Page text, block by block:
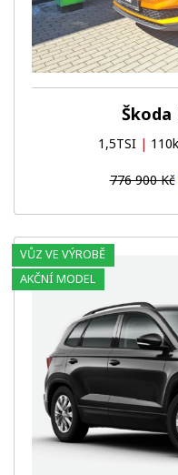
Škoda
1,5TSI |
776 900 Kč
VŮZ VE VÝROBĚ
AKČNÍ MODEL